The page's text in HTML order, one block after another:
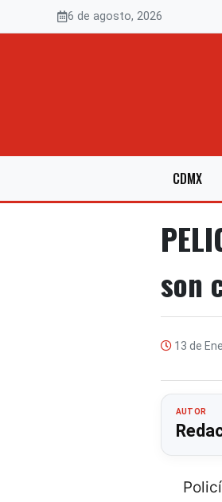
6 de agosto, 2026
CDMX
son
13 de
AUTOR